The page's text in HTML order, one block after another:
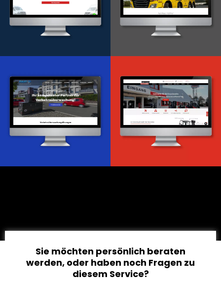
WordPress Entwicklung
Webdesign & -entwicklung
Sie möchten persönlich beraten
werden, oder haben noch Fragen zu
diesem Service?